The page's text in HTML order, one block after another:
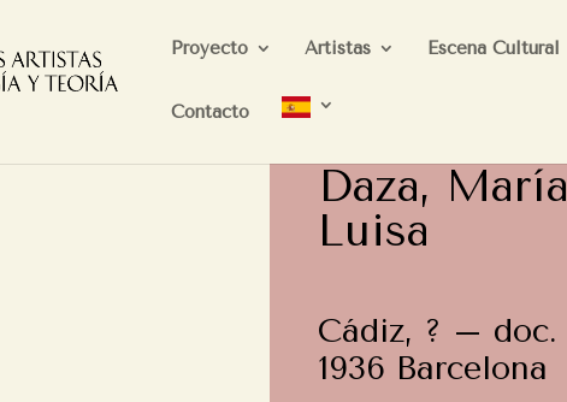
Proyecto Artistas Escena Cultural
Contacto
Daza, María
Luisa
Cádiz, ? – doc.
1936 Barcelona